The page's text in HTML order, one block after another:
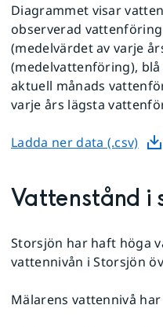
Diagrammet visar
observerad
(medelvärdet av varje
(medelvattenföring),
aktuell månads
varje års lägsta
Ladda ner data (.csv)
Vattenstånd i
Storsjön har haft höga
vattennivån i Storsjön
Mälarens vattennivå